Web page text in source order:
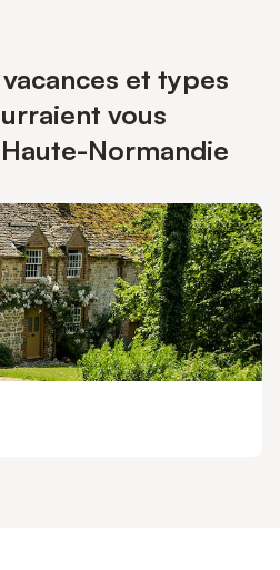
et types
vous
Normandie